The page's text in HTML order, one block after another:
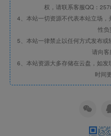
权，请联系客服QQ：
4、本站一切资源不代表本站立场
性负
5、本站一律禁止以任何方式发布
请向客
6、本站资源大多存储在云盘，如
时间